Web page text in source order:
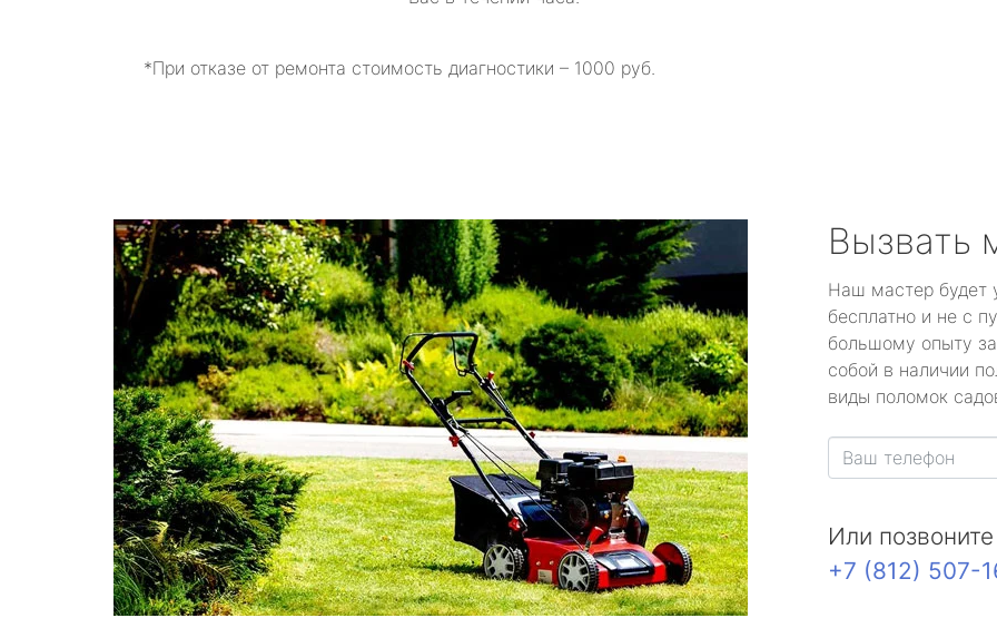
*При отказе от ремонта стоимость диагностики – 1000 руб.
Вызвать
Наш мастер будет
бесплатно и не с
большому опыту
собой в наличии
виды поломок
Или
+7 (812) 507-